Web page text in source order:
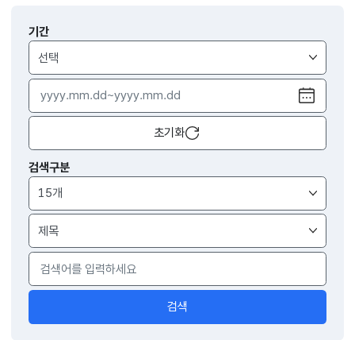
알림
>
공지사항
검색
기간
달력
열기
초기화
검색구분
검색구분
검색